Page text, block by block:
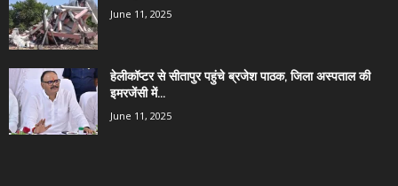
June 11, 2025
हेलीकॉप्टर से सीतापुर पहुंचे ब्रजेश पाठक, जिला अस्पताल की
इमरजेंसी में...
June 11, 2025